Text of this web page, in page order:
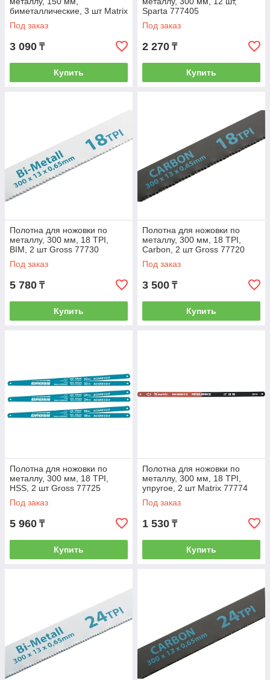
биметаллические, 3 шт Matrix
77768
Под заказ
3 090 ₸
Купить
Sparta 777405
Под заказ
2 270 ₸
Купить
Полотна для ножовки по
металлу, 300 мм, 18 TPI,
BIM, 2 шт Gross 77730
Под заказ
5 780 ₸
Купить
Полотна для ножовки по
металлу, 300 мм, 18 TPI,
Carbon, 2 шт Gross 77720
Под заказ
3 500 ₸
Купить
Полотна для ножовки по
металлу, 300 мм, 18 TPI,
HSS, 2 шт Gross 77725
Под заказ
5 960 ₸
Купить
Полотна для ножовки по
металлу, 300 мм, 18 TPI,
упругое, 2 шт Matrix 77774
Под заказ
1 530 ₸
Купить